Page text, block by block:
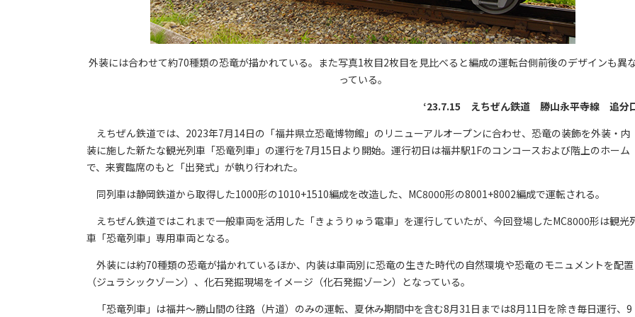
外装には合わせて約70種類の恐竜が描かれている。また写真1枚目2枚目を見比べると編成の運転台側前後のデザインも異
っている。
‘23.7.15 えちぜん鉄道 勝山永平寺線 追分
えちぜん鉄道では、2023年7月14日の「福井県立恐竜博物館」のリニューアルオープンに合わせ、恐竜の装飾を外装・内
装に施した新たな観光列車「恐竜列車」の運行を7月15日より開始。運行初日は福井駅1Fのコンコースおよび階上のホーム
で、来賓臨席のもと「出発式」が執り行われた。
同列車は静岡鉄道から取得した1000形の1010+1510編成を改造した、MC8000形の8001+8002編成で運転される。
えちぜん鉄道ではこれまで一般車両を活用した「きょうりゅう電車」を運行していたが、今回登場したMC8000形は観光
車「恐竜列車」専用車両となる。
外装には約70種類の恐竜が描かれているほか、内装は車両別に恐竜の生きた時代の自然環境や恐竜のモニュメントを配置
（ジュラシックゾーン）、化石発掘現場をイメージ（化石発掘ゾーン）となっている。
「恐竜列車」は福井～勝山間の往路（片道）のみの運転、夏休み期間中を含む8月31日までは8月11日を除き毎日運行、9